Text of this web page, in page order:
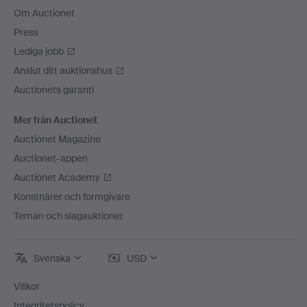
Om Auctionet
Press
Lediga jobb
Anslut ditt auktionshus
Auctionets garanti
Mer från Auctionet
Auctionet Magazine
Auctionet-appen
Auctionet Academy
Konstnärer och formgivare
Teman och slagauktioner
Svenska USD
Villkor